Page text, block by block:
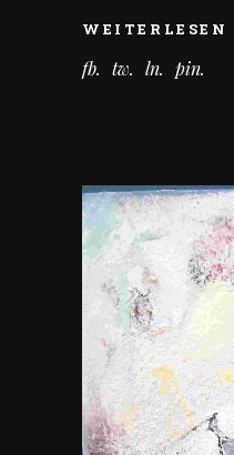
WEITERLESEN
fb tw ln pin